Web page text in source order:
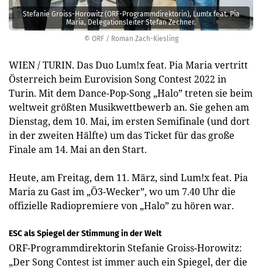
© ORF / Roman Zach-Kiesling
Stefanie Groiss-Horowitz (ORF-Programmdirektorin), Lum!x feat. Pia
Maria, Delegationsleiter Stefan Zechner.
WIEN / TURIN. Das Duo Lum!x feat. Pia Maria vertritt
Österreich beim Eurovision Song Contest 2022 in
Turin. Mit dem Dance-Pop-Song „Halo” treten sie beim
weltweit größten Musikwettbewerb an. Sie gehen am
Dienstag, dem 10. Mai, im ersten Semifinale (und dort
in der zweiten Hälfte) um das Ticket für das große
Finale am 14. Mai an den Start.
Heute, am Freitag, dem 11. März, sind Lum!x feat. Pia
Maria zu Gast im „Ö3-Wecker”, wo um 7.40 Uhr die
offizielle Radiopremiere von „Halo” zu hören war.
ESC als Spiegel der Stimmung in der Welt
ORF-Programmdirektorin Stefanie Groiss-Horowitz:
„Der Song Contest ist immer auch ein Spiegel, der die